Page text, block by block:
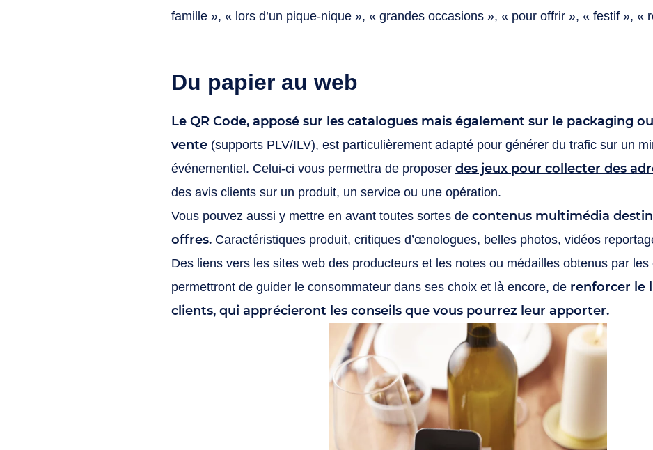
famille », « lors d’un pique-nique », « grandes occasions », « pour offrir », « festif », «
Du papier au web
Le QR Code, apposé sur les catalogues mais également sur le packaging
vente (supports PLV/ILV), est particulièrement adapté pour générer du trafic sur un
événementiel. Celui-ci vous permettra de proposer des jeux pour collecter des
des avis clients sur un produit, un service ou une opération.
Vous pouvez aussi y mettre en avant toutes sortes de contenus multimédia
offres. Caractéristiques produit, critiques d’œnologues, belles photos, vidéos
Des liens vers les sites web des producteurs et les notes ou médailles obtenus par
permettront de guider le consommateur dans ses choix et là encore, de renforcer le
clients, qui apprécieront les conseils que vous pourrez leur apporter.